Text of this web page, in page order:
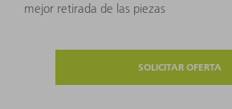
mejor retirada de las piezas
SOLICITAR OFERTA